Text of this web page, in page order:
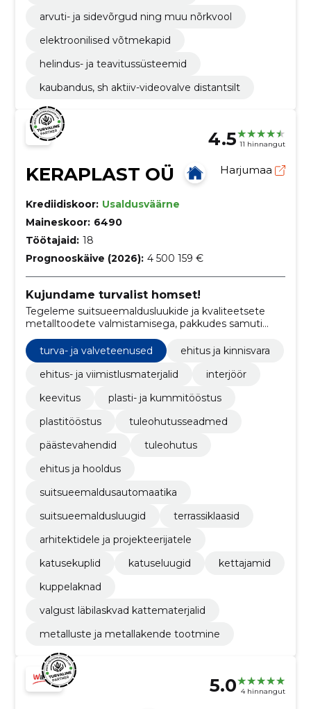
arvuti- ja sidevõrgud ning muu nõrkvool
elektroonilised võtmekapid
helindus- ja teavitussüsteemid
kaubandus, sh aktiiv-videovalve distantsilt
4.5 11 hinnangut
KERAPLAST OÜ Harjumaa
Krediidiskoor: Usaldusväärne
Maineskoor: 6490
Töötajaid: 18
Prognooskäive (2026): 4 500 159 €
Kujundame turvalist homset!
Tegeleme suitsueemaldusluukide ja kvaliteetsete
metalltoodete valmistamisega, pakkudes samuti
katusekupleid, lintaknaid ning valgust läbilaskvaid
kattematerjale.
turva- ja valveteenused
ehitus ja kinnisvara
ehitus- ja viimistlusmaterjalid
interjöör
keevitus
plasti- ja kummitööstus
plastitööstus
tuleohutusseadmed
päästevahendid
tuleohutus
ehitus ja hooldus
suitsueemaldusautomaatika
suitsueemaldusluugid
terrassiklaasid
arhitektidele ja projekteerijatele
katusekuplid
katuseluugid
kettajamid
kuppelaknad
valgust läbilaskvad kattematerjalid
metalluste ja metallakende tootmine
5.0 4 hinnangut